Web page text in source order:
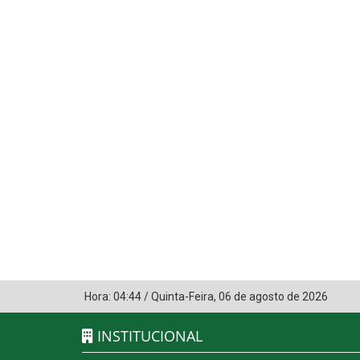
Hora: 04:44/Quinta-Feira, 06 de agosto de 2026
INSTITUCIONAL